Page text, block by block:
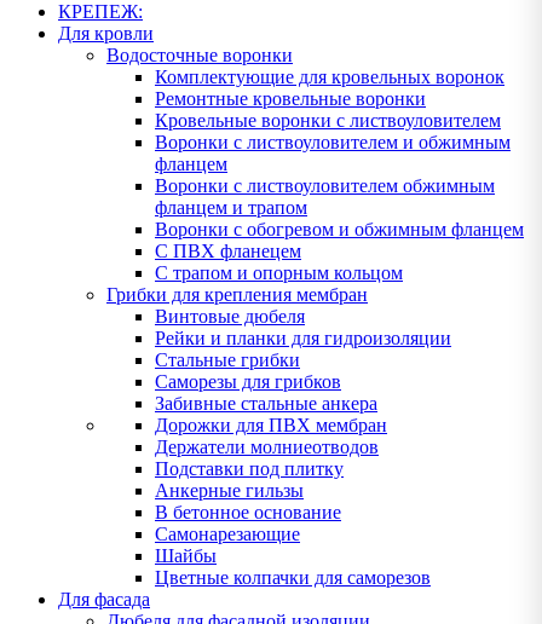
КРЕПЕЖ:
Для кровли
Водосточные воронки
Комплектующие для кровельных воронок
Ремонтные кровельные воронки
Кровельные воронки с листвоуловителем
Воронки с листвоуловителем и обжимным
фланцем
Воронки с листвоуловителем обжимным
фланцем и трапом
Воронки с обогревом и обжимным фланцем
С ПВХ фланецем
С трапом и опорным кольцом
Грибки для крепления мембран
Винтовые дюбеля
Рейки и планки для гидроизоляции
Стальные грибки
Саморезы для грибков
Забивные стальные анкера
Дорожки для ПВХ мембран
Держатели молниеотводов
Подставки под плитку
Анкерные гильзы
В бетонное основание
Самонарезающие
Шайбы
Цветные колпачки для саморезов
Для фасада